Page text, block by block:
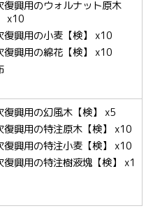
復興用のウォルナット原木
x10
復興用の小麦【検】 x10
復興用の綿花【検】 x10
復興用の幻風木【検】 x5
復興用の特注原木【検】 x10
復興用の特注小麦【検】 x10
復興用の特注樹液塊【検】 x1